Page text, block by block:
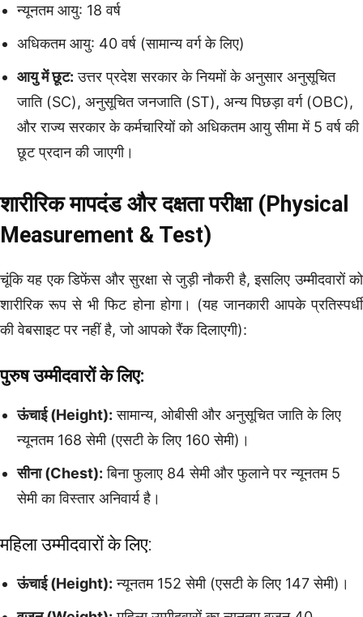
न्यूनतम आयु: 18 वर्ष
अधिकतम आयु: 40 वर्ष (सामान्य वर्ग के लिए)
आयु में छूट: उत्तर प्रदेश सरकार के नियमों के अनुसार अनुसूचित
जाति (SC), अनुसूचित जनजाति (ST), अन्य पिछड़ा वर्ग (OBC),
और राज्य सरकार के कर्मचारियों को अधिकतम आयु सीमा में 5 वर्ष की
छूट प्रदान की जाएगी।
शारीरिक मापदंड और दक्षता परीक्षा (Physical
Measurement & Test)
चूंकि यह एक डिफेंस और सुरक्षा से जुड़ी नौकरी है, इसलिए उम्मीदवारों को
शारीरिक रूप से भी फिट होना होगा। (यह जानकारी आपके प्रतिस्पर्धी
की वेबसाइट पर नहीं है, जो आपको रैंक दिलाएगी):
पुरुष उम्मीदवारों के लिए:
ऊंचाई (Height): सामान्य, ओबीसी और अनुसूचित जाति के लिए
न्यूनतम 168 सेमी (एसटी के लिए 160 सेमी)।
सीना (Chest): बिना फुलाए 84 सेमी और फुलाने पर न्यूनतम 5
सेमी का विस्तार अनिवार्य है।
महिला उम्मीदवारों के लिए:
ऊंचाई (Height): न्यूनतम 152 सेमी (एसटी के लिए 147 सेमी)।